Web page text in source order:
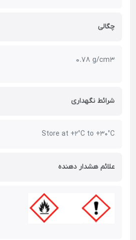
چگالی
0.78 g/cm3
شرائط نگهداری
Store at +2°C to +30°C
علائم هشدار دهنده